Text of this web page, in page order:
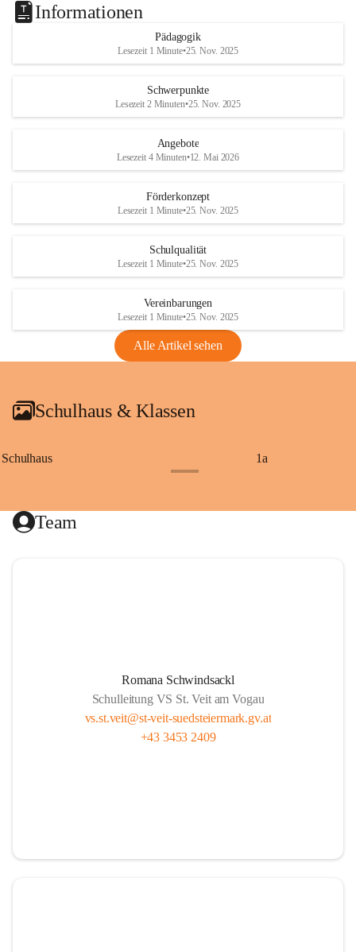
Informationen
Pädagogik
Lesezeit 1 Minute•25. Nov. 2025
Schwerpunkte
Lesezeit 2 Minuten•25. Nov. 2025
Angebote
Lesezeit 4 Minuten•12. Mai 2026
Förderkonzept
Lesezeit 1 Minute•25. Nov. 2025
Schulqualität
Lesezeit 1 Minute•25. Nov. 2025
Vereinbarungen
Lesezeit 1 Minute•25. Nov. 2025
Alle Artikel sehen
Schulhaus & Klassen
Schulhaus 1a
Team
Romana Schwindsackl
Schulleitung VS St. Veit am Vogau
vs.st.veit@st-veit-suedsteiermark.gv.at
+43 3453 2409